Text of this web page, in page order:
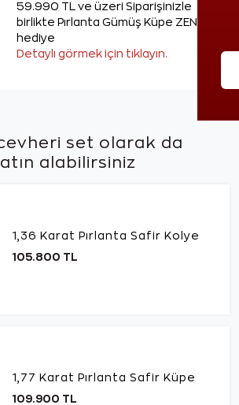
59.990 TL ve üzeri Siparişinizle
birlikte Pırlanta Gümüş Küpe ZEN'den
hediye
Detaylı görmek için tıklayın.
set olarak da
alabilirsiniz
1,36 Karat Pırlanta Safir Kolye
105.800 TL
1,77 Karat Pırlanta Safir Küpe
109.900 TL